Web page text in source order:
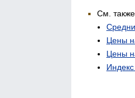
См.
Цены
Цены